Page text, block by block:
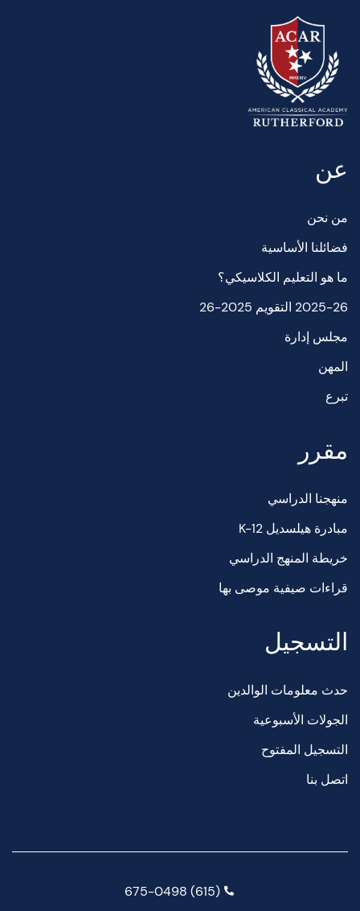
عن
من نحن
فضائلنا الأساسية
ما هو التعليم الكلاسيكي؟
2025-26 التقويم 2025-26
مجلس إدارة
المهن
تبرع
مقرر
منهجنا الدراسي
مبادرة هيلسديل K-12
خريطة المنهج الدراسي
قراءات صيفية موصى بها
التسجيل
حدث معلومات الوالدين
الجولات الأسبوعية
التسجيل المفتوح
اتصل بنا
(615) 675-0498